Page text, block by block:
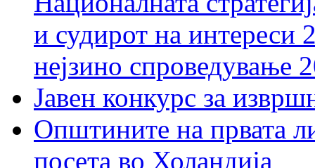
и судирот на интереси
нејзино спроведување
Јавен конкурс за
Општините на првата
посета во Холандија